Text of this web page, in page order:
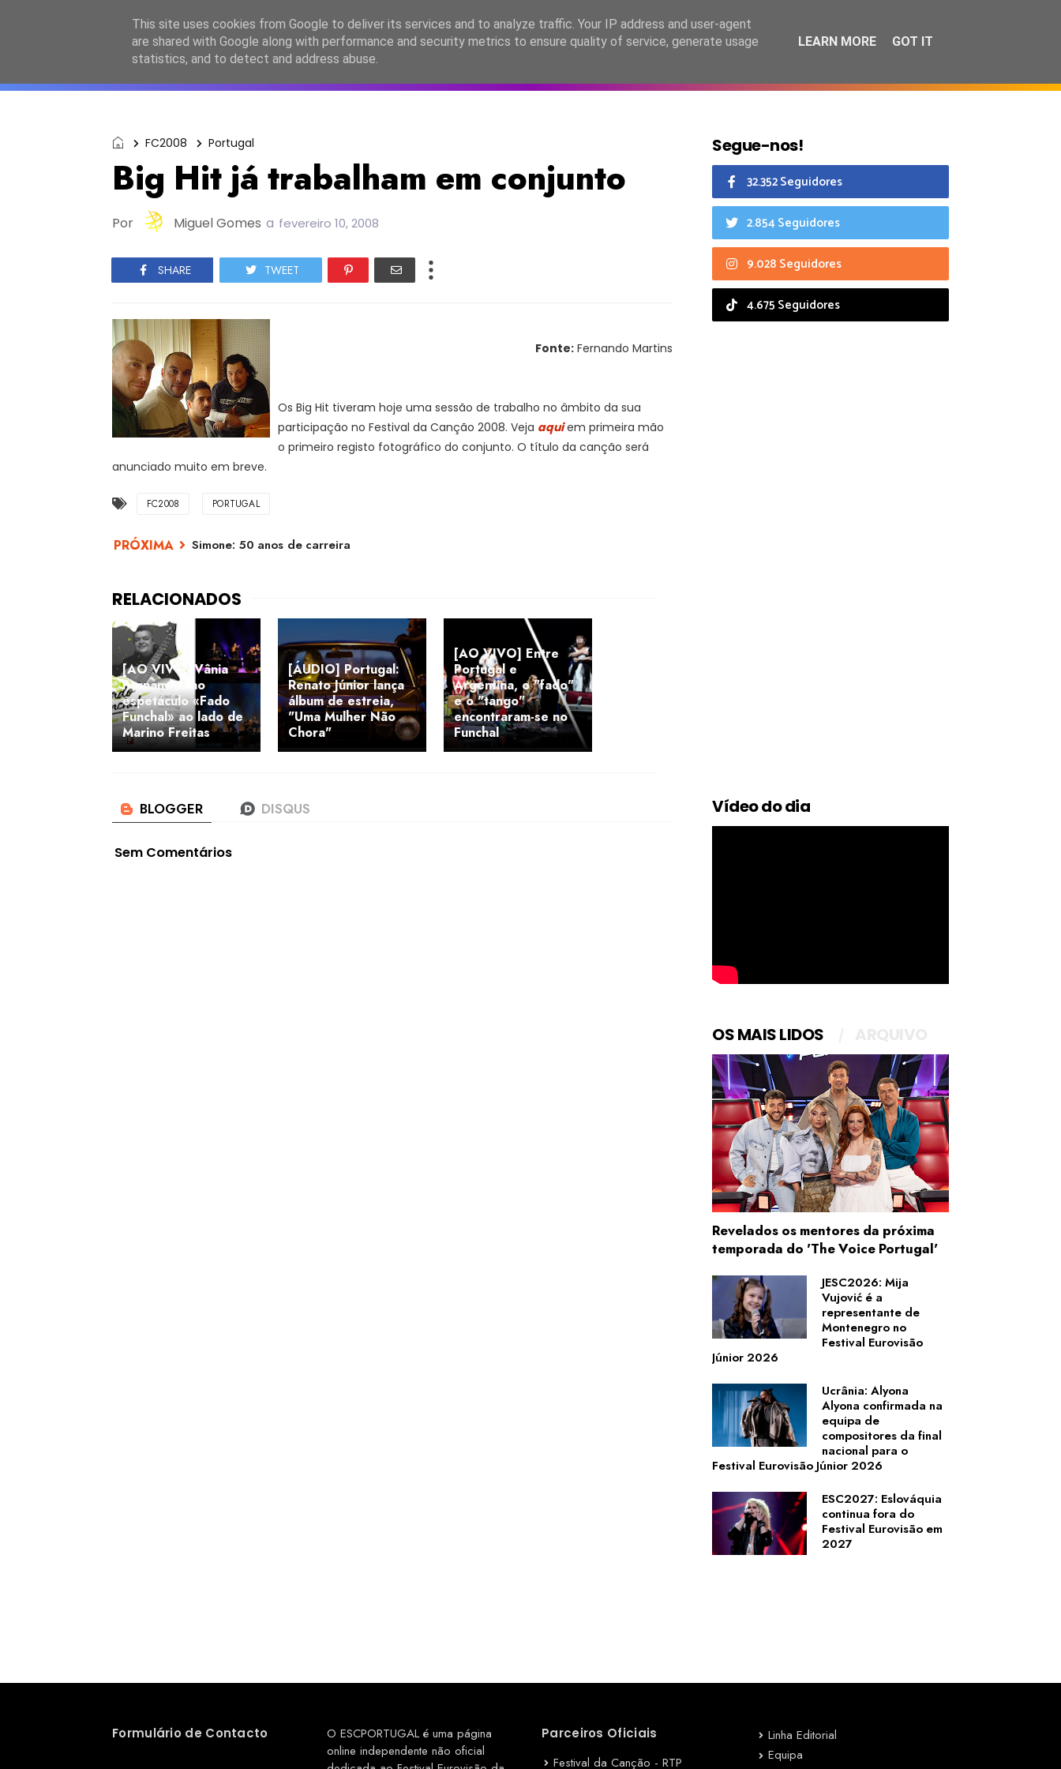
ESC2027 JESC2026 FC2026 EASC2026 PORTUGAL LANÇAMENTOS ESPECIAIS CALENDÁRIO
FC2008 Portugal
Big Hit já trabalham em conjunto
Por Miguel Gomes a fevereiro 10, 2008
SHARE TWEET
Fonte: Fernando Martins
Os Big Hit tiveram hoje uma sessão de trabalho no âmbito da sua
participação no Festival da Canção 2008. Veja aquiem primeira mão
o primeiro registo fotográfico do conjunto. O título da canção será
anunciado muito em breve.
FC2008 PORTUGAL
Simone: 50 anos de carreira
[AO VIVO] Vânia
Fernandes no
espetáculo «Fado
Funchal» ao lado de
Marino Freitas
[ÁUDIO] Portugal:
Renato Júnior lança
álbum de estreia,
"Uma Mulher Não
Chora"
[AO VIVO] Entre
Portugal e
Argentina, o "fado"
e o "tango"
encontraram-se no
Funchal
Sem Comentários
Segue-nos!
32.352 Seguidores
2.854 Seguidores
9.028 Seguidores
4.675 Seguidores
Vídeo do dia
OS MAIS LIDOS
Revelados os mentores da próxima
temporada do 'The Voice Portugal'
JESC2026: Mija
Vujović é a
representante de
Montenegro no
Festival Eurovisão
Júnior 2026
Ucrânia: Alyona
Alyona confirmada na
equipa de
compositores da final
nacional para o
Festival Eurovisão Júnior 2026
ESC2027: Eslováquia
continua fora do
Festival Eurovisão em
2027
Formulário de Contacto
O ESCPORTUGAL é uma página
online independente não oficial
Parceiros Oficiais
Festival da Canção - RTP
Linha Editorial
Equipa
This site uses cookies from Google to deliver its services and to analyze traffic. Your IP address and user-agent
are shared with Google along with performance and security metrics to ensure quality of service, generate usage
statistics, and to detect and address abuse.
LEARN MORE GOT IT